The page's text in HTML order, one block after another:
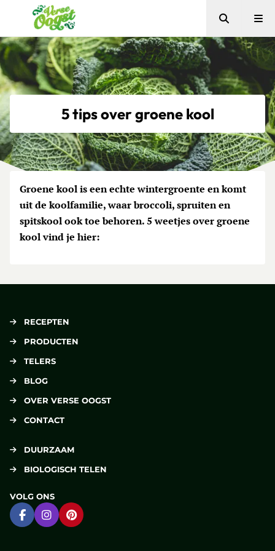
Verse Oogst
Zoeken
5 tips over groene kool
Groene kool is een echte wintergroente en komt
uit de koolfamilie, waar broccoli, spruiten en
spitskool ook toe behoren. 5 weetjes over groene
kool vind je hier:
RECEPTEN
PRODUCTEN
TELERS
BLOG
OVER VERSE OOGST
CONTACT
DUURZAAM
BIOLOGISCH TELEN
VOLG ONS
Ga naar Facebook
Ga naar Instagram
Ga naar Pinterest